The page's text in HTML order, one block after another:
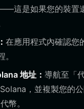
這是如果您的裝置
在應用程式內確認您
地址： 導航至「
，並複製您的
幣。